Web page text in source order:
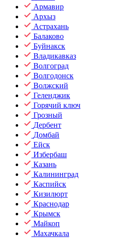
Армавир
Архыз
Астрахань
Балаково
Буйнакск
Владикавказ
Волгоград
Волгодонск
Волжский
Геленджик
Горячий ключ
Грозный
Дербент
Домбай
Ейск
Избербаш
Казань
Калининград
Каспийск
Кизилюрт
Краснодар
Крымск
Майкоп
Махачкала